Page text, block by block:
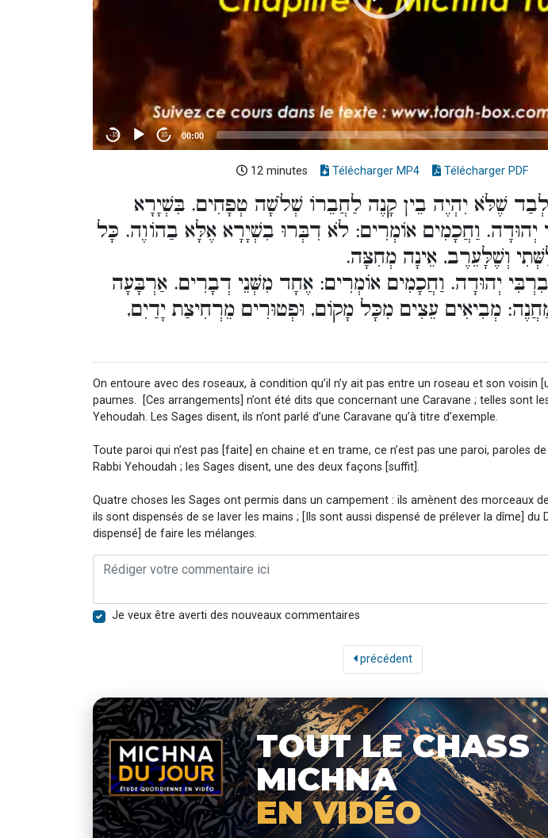
12 minutes Télécharger MP4 Télécharger PDF
שֶׁלֹּא יִהְיֶה בֵין קָנֶה לַחֲבֵרוֹ שְׁלֹשָׁה טְפָחִים. בִּשְׁיָרָא
יְהוּדָה. וַחֲכָמִים אוֹמְרִים: לֹא דִבְּרוּ בִשְׁיָרָא אֶלָּא בַהוֹוֶה. כָּל
וְשֶׁלָּעֵרֶב, אֵינָה מְחִצָּה.
יְהוּדָה. וַחֲכָמִים אוֹמְרִים: אֶחָד מִשְּׁנֵי דְבָרִים. אַרְבָּעָה
מְבִיאִים עֵצִים מִכָּל מָקוֹם, וּפְטוּרִים מֵרְחִיצַת יָדַיִם,
On entoure avec des roseaux, à condition qu’il n’y ait pas entre un roseau et son voisin
paumes. [Ces arrangements] n’ont été dits que concernant une Caravane ; telles sont
Yehoudah. Les Sages disent, ils n’ont parlé d’une Caravane qu’à titre d’exemple.
Toute paroi qui n’est pas [faite] en chaine et en trame, ce n’est pas une paroi, paroles
Rabbi Yehoudah ; les Sages disent, une des deux façons [suffit].
Quatre choses les Sages ont permis dans un campement : ils amènent des morceaux
ils sont dispensés de se laver les mains ; [Ils sont aussi dispensé de prélever la dîme] du
dispensé] de faire les mélanges.
Je veux être averti des nouveaux commentaires
précédent
TOUT LE CHASS
MICHNA
EN VIDÉO